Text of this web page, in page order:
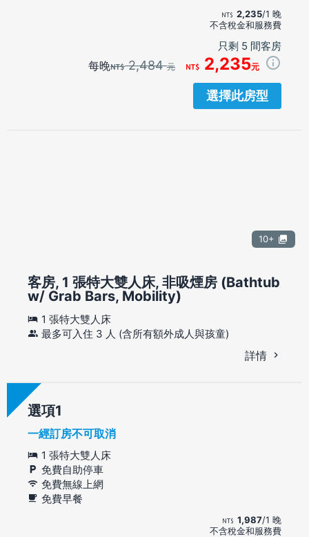
2,235/1 晚
不含稅金和服務費
只剩 5 間客房
每晚 2,484元 2,235元
選擇此房型
10+
客房, 1 張特大雙人床, 非吸煙房 (Bathtub
w/ Grab Bars, Mobility)
1 張特大雙人床
最多可入住 3 人 (含所有額外成人與孩童)
詳情
選項
一經訂房不可取消
1 張特大雙人床
免費自助停車
免費無線上網
免費早餐
1,987/1 晚
不含稅金和服務費